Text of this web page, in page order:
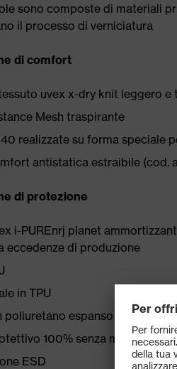
sono composte di materiali
il processo di verniciatura
di comfort
uvex x-dry knit leggero e
Mesh traspirante
realizzate su forma speciale
antistatica estraibile (cod.
di protezione
i-PUREnrj planet
eccedenze di produzione
in TPU
poliuretano espanso in
100% senza metallo
ESD